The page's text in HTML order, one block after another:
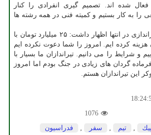
شده اند. تصمیم گیری انفرادی را کنار
را به کار بستیم و کمیته فنی در همه رشته ها
رئیس فدراسیون تیراندازی در انتها اظهار داشت: ۲۵ میلیارد تومان با
هزینه کرده ایم. امروز را شما دعوت نکرده ایم
و شرایط را می دانیم. تیراندازان ما بسیار با
گردان های زیادی در جنگ بودم اما امروز
این تیراندازان هستم.
1076
تیم سفر فدراسیون